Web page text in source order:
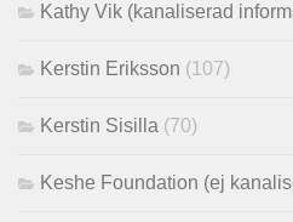
Kathy Vik (kanaliserad
Kerstin Eriksson (107)
Kerstin Sisilla (70)
Keshe Foundation (ej